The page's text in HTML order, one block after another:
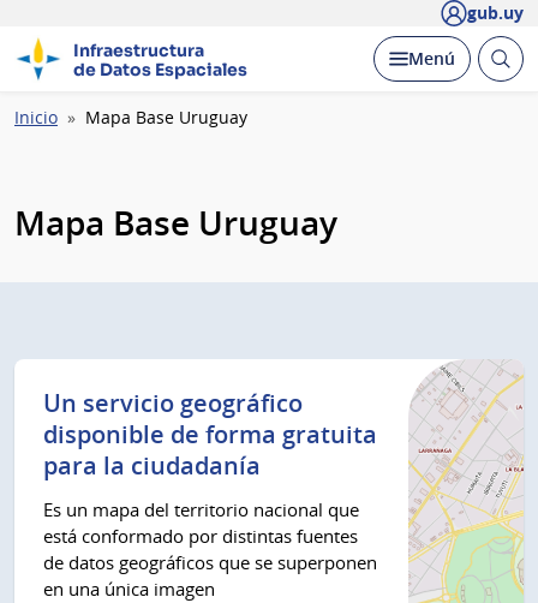
gub.uy
Infraestructura
de Datos Espaciales
Desplegar
Menú Abrir
Ruta
Inicio Mapa Base Uruguay
Mapa Base Uruguay
Un servicio geográfico
disponible de forma gratuita
para la ciudadanía
Es un mapa del territorio nacional que
está conformado por distintas fuentes
de datos geográficos que se superponen
en una única imagen